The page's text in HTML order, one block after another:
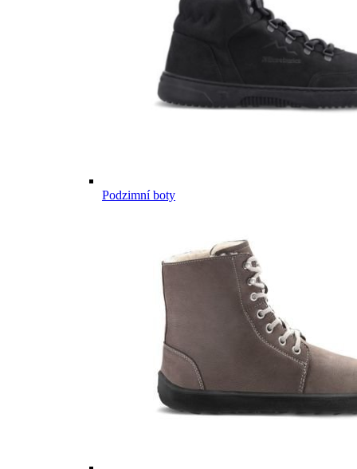
Podzimní boty